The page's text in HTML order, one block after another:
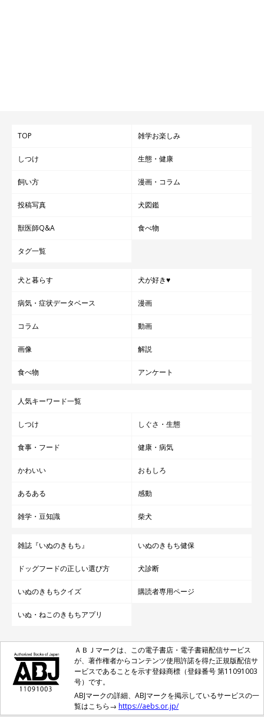
TOP 雑学お楽しみ
しつけ 生態・健康
飼い方 漫画・コラム
投稿写真 犬図鑑
獣医師Q&A 食べ物
タグ一覧
犬と暮らす 犬が好き♥
病気・症状データベース 漫画
コラム 動画
画像 解説
食べ物 アンケート
人気キーワード一覧
しつけ しぐさ・生態
食事・フード 健康・病気
かわいい おもしろ
あるある 感動
雑学・豆知識 柴犬
雑誌『いぬのきもち』 いぬのきもち健保
ドッグフードの正しい選び方 犬診断
いぬのきもちクイズ 購読者専用ページ
いぬ・ねこのきもちアプリ
ＡＢＪマークは、この電子書店・電子書籍配信サービス
が、著作権者からコンテンツ使用許諾を得た正規版配信サ
ービスであることを示す登録商標（登録番号 第11091003
号）です。
ABJマークの詳細、ABJマークを掲示しているサービスの一
覧はこちら→ https://aebs.or.jp/